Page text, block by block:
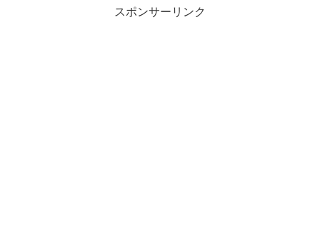
はぜひ読んでください。
スポンサーリンク